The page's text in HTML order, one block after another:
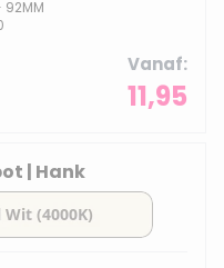
Vanaf
11,95
| Hank